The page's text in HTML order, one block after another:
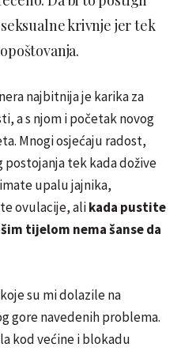
krivnje jer tek
najbitnija je karika za
a s njom i početak novog
Mnogi osjećaju radost,
tek kada dožive
upalu jajnika,
ovulacije, alikada pustite
tijelom nema šanse da
su mi dolazile na
gore navedenih problema.
kod većine i blokadu